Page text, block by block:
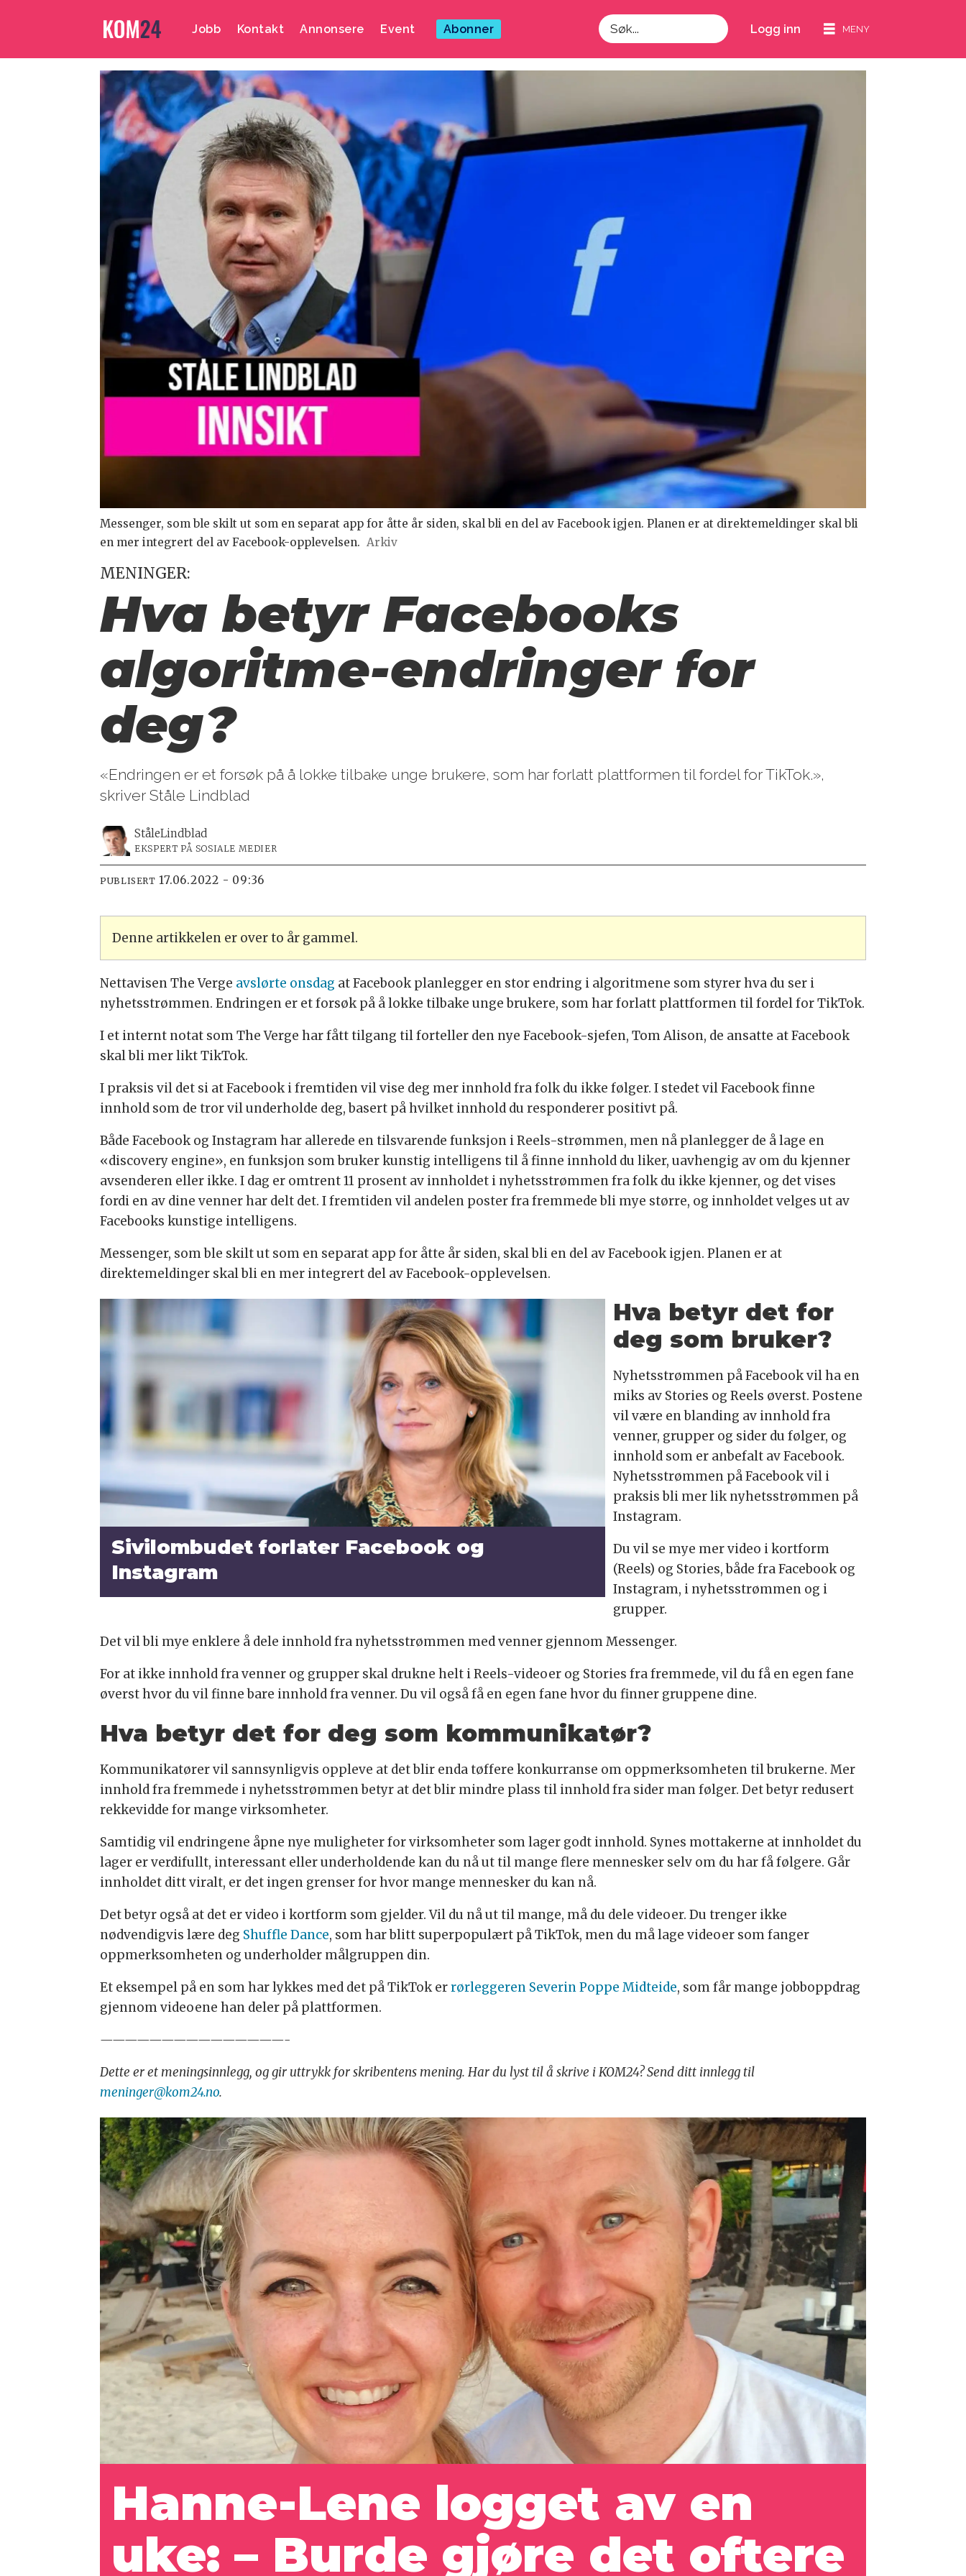
Jobb Kontakt Annonsere Event Abonner
Søk
Logg inn
Messenger, som ble skilt ut som en separat app for åtte år siden, skal bli en del av Facebook igjen. Planen er at direktemeldinger skal bli
en mer integrert del av Facebook-opplevelsen. Arkiv
MENINGER:
Hva betyr Facebooks
algoritme-endringer for
deg?
«Endringen er et forsøk på å lokke tilbake unge brukere, som har forlatt plattformen til fordel for TikTok.»,
skriver Ståle Lindblad
StåleLindblad
EKSPERT PÅ SOSIALE MEDIER
PUBLISERT 17.06.2022 - 09:36
Denne artikkelen er over to år gammel.
Nettavisen The Verge avslørte onsdag at Facebook planlegger en stor endring i algoritmene som styrer hva du ser i
nyhetsstrømmen. Endringen er et forsøk på å lokke tilbake unge brukere, som har forlatt plattformen til fordel for TikTok.
I et internt notat som The Verge har fått tilgang til forteller den nye Facebook-sjefen, Tom Alison, de ansatte at Facebook
skal bli mer likt TikTok.
I praksis vil det si at Facebook i fremtiden vil vise deg mer innhold fra folk du ikke følger. I stedet vil Facebook finne
innhold som de tror vil underholde deg, basert på hvilket innhold du responderer positivt på.
Både Facebook og Instagram har allerede en tilsvarende funksjon i Reels-strømmen, men nå planlegger de å lage en
«discovery engine», en funksjon som bruker kunstig intelligens til å finne innhold du liker, uavhengig av om du kjenner
avsenderen eller ikke. I dag er omtrent 11 prosent av innholdet i nyhetsstrømmen fra folk du ikke kjenner, og det vises
fordi en av dine venner har delt det. I fremtiden vil andelen poster fra fremmede bli mye større, og innholdet velges ut av
Facebooks kunstige intelligens.
Messenger, som ble skilt ut som en separat app for åtte år siden, skal bli en del av Facebook igjen. Planen er at
direktemeldinger skal bli en mer integrert del av Facebook-opplevelsen.
Sivilombudet forlater Facebook og
Instagram
Hva betyr det for
deg som bruker?
Nyhetsstrømmen på Facebook vil ha en
miks av Stories og Reels øverst. Postene
vil være en blanding av innhold fra
venner, grupper og sider du følger, og
innhold som er anbefalt av Facebook.
Nyhetsstrømmen på Facebook vil i
praksis bli mer lik nyhetsstrømmen på
Instagram.
Du vil se mye mer video i kortform
(Reels) og Stories, både fra Facebook og
Instagram, i nyhetsstrømmen og i
grupper.
Det vil bli mye enklere å dele innhold fra nyhetsstrømmen med venner gjennom Messenger.
For at ikke innhold fra venner og grupper skal drukne helt i Reels-videoer og Stories fra fremmede, vil du få en egen fane
øverst hvor du vil finne bare innhold fra venner. Du vil også få en egen fane hvor du finner gruppene dine.
Hva betyr det for deg som kommunikatør?
Kommunikatører vil sannsynligvis oppleve at det blir enda tøffere konkurranse om oppmerksomheten til brukerne. Mer
innhold fra fremmede i nyhetsstrømmen betyr at det blir mindre plass til innhold fra sider man følger. Det betyr redusert
rekkevidde for mange virksomheter.
Samtidig vil endringene åpne nye muligheter for virksomheter som lager godt innhold. Synes mottakerne at innholdet du
lager er verdifullt, interessant eller underholdende kan du nå ut til mange flere mennesker selv om du har få følgere. Går
innholdet ditt viralt, er det ingen grenser for hvor mange mennesker du kan nå.
Det betyr også at det er video i kortform som gjelder. Vil du nå ut til mange, må du dele videoer. Du trenger ikke
nødvendigvis lære deg Shuffle Dance, som har blitt superpopulært på TikTok, men du må lage videoer som fanger
oppmerksomheten og underholder målgruppen din.
Et eksempel på en som har lykkes med det på TikTok errørleggeren Severin Poppe Midteide, som får mange jobboppdrag
gjennom videoene han deler på plattformen.
———————————————-
Dette er et meningsinnlegg, og gir uttrykk for skribentens mening. Har du lyst til å skrive i KOM24? Send ditt innlegg til
meninger@kom24.no.
Hanne-Lene logget av en
uke: – Burde gjøre det oftere